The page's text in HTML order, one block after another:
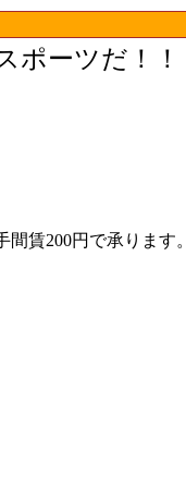
ポーツだ！！
賃200円で承ります。